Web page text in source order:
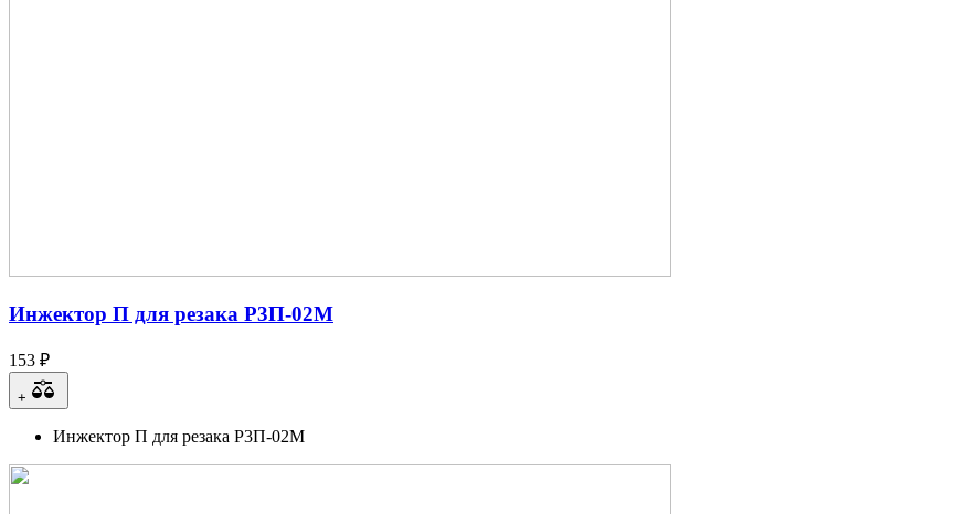
Инжектор П для резака Р3П-02М
153 ₽
+
Инжектор П для резака Р3П-02М